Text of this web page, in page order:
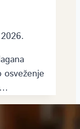
osveženje